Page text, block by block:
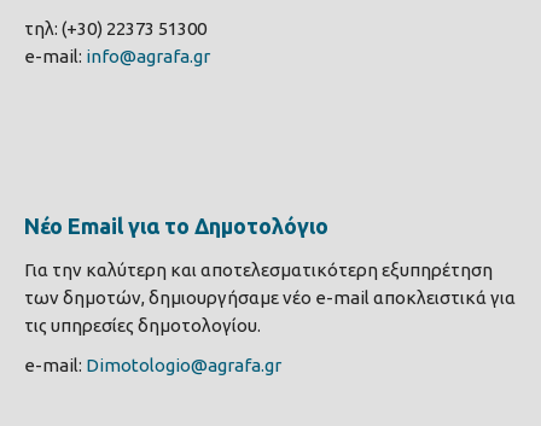
τηλ: (+30) 22373 51300
e-mail: info@agrafa.gr
Νέο Email για το Δημοτολόγιο
Για την καλύτερη και αποτελεσματικότερη εξυπηρέτηση
των δημοτών, δημιουργήσαμε νέο e-mail αποκλειστικά για
τις υπηρεσίες δημοτολογίου.
e-mail: Dimotologio@agrafa.gr